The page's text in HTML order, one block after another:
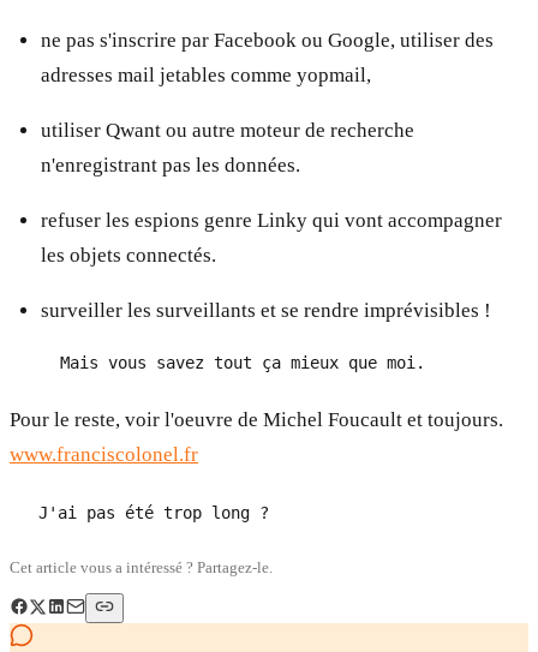
ne pas s'inscrire par Facebook ou Google, utiliser des
adresses mail jetables comme yopmail,
utiliser Qwant ou autre moteur de recherche
n'enregistrant pas les données.
refuser les espions genre Linky qui vont accompagner
les objets connectés.
surveiller les surveillants et se rendre imprévisibles !
Pour le reste, voir l'oeuvre de Michel Foucault et toujours.
www.franciscolonel.fr
Cet article vous a intéressé ? Partagez-le.